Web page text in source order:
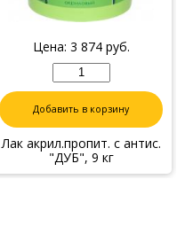
Цена: 3 874руб.
Добавить в корзину
Лак акрил.пропит. с антис.
"ДУБ", 9 кг